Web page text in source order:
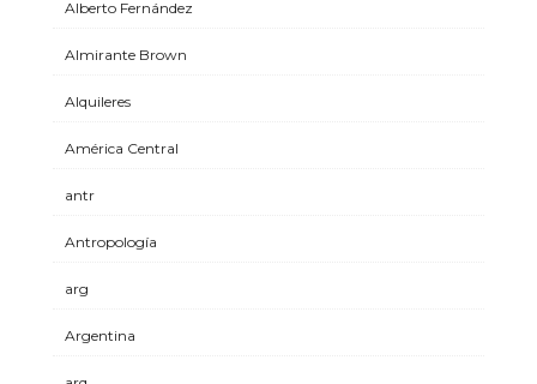
Alberto Fernández
Almirante Brown
Alquileres
América Central
antr
Antropología
arg
Argentina